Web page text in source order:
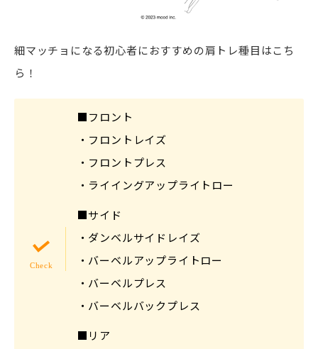
細マッチョになる初心者におすすめの肩トレ種目はこち
ら！
■フロント
・フロントレイズ
・フロントプレス
・ライイングアップライトロー
■サイド
・ダンベルサイドレイズ
・バーベルアップライトロー
・バーベルプレス
・バーベルバックプレス
■リア